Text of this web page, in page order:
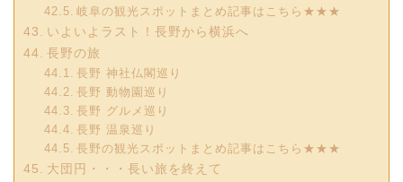
岐阜の観光スポットまとめ記事はこちら★★★
いよいよラスト！長野から横浜へ
長野の旅
長野 神社仏閣巡り
長野 動物園巡り
長野 グルメ巡り
長野 温泉巡り
長野の観光スポットまとめ記事はこちら★★★
大団円・・・長い旅を終えて